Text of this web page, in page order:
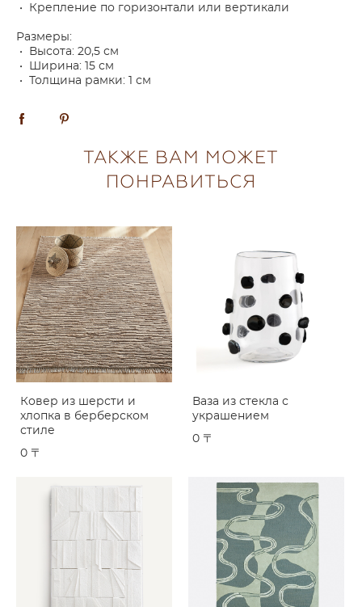
• Крепление по горизонтали или вертикали
Размеры:
• Высота: 20,5 см
• Ширина: 15 см
• Толщина рамки: 1 см
ТАКЖЕ ВАМ МОЖЕТ
ПОНРАВИТЬСЯ
Ковер из шерсти и
хлопка в берберском
стиле
0 〒
Ваза из стекла с
украшением
0 〒